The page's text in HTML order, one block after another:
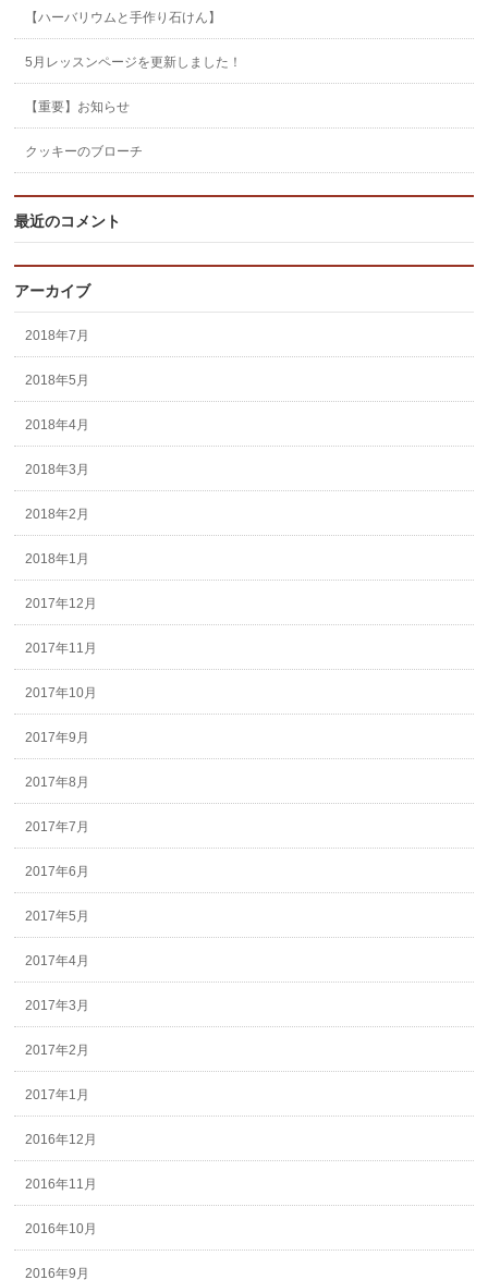
【ハーバリウムと手作り石けん】
5月レッスンページを更新しました！
【重要】お知らせ
クッキーのブローチ
最近のコメント
アーカイブ
2018年7月
2018年5月
2018年4月
2018年3月
2018年2月
2018年1月
2017年12月
2017年11月
2017年10月
2017年9月
2017年8月
2017年7月
2017年6月
2017年5月
2017年4月
2017年3月
2017年2月
2017年1月
2016年12月
2016年11月
2016年10月
2016年9月